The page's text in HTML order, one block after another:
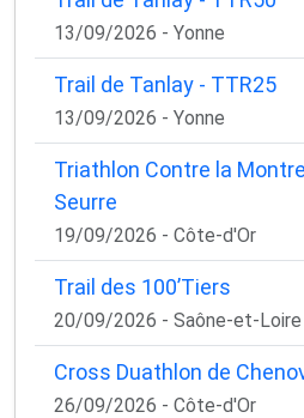
13/09/2026 - Yonne
Trail de Tanlay - TTR25
13/09/2026 - Yonne
Triathlon Contre la
Seurre
19/09/2026 - Côte-d'Or
Trail des 100’Tiers
20/09/2026 - Saône-et-Loire
Cross Duathlon de
26/09/2026 - Côte-d'Or